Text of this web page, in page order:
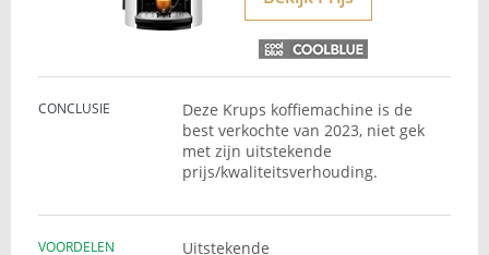
CONCLUSIE
Deze Krups koffiemachine is de
best verkochte van 2023, niet gek
met zijn uitstekende
prijs/kwaliteitsverhouding.
VOORDELEN
Uitstekende